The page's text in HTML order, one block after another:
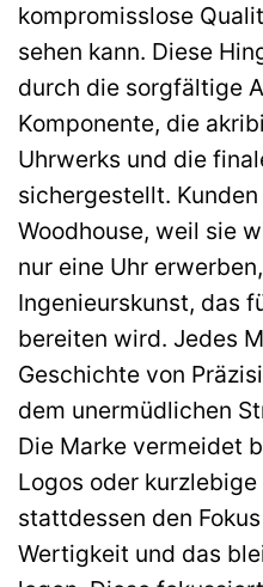
kompromisslose
sehen kann. Diese
durch die sorgfältige
Komponente, die
Uhrwerks und die
sichergestellt.
Woodhouse, weil sie
nur eine Uhr
Ingenieurskunst, das
bereiten wird. Jedes
Geschichte von
dem unermüdlichen
Die Marke vermeidet
Logos oder
stattdessen den
Wertigkeit und das